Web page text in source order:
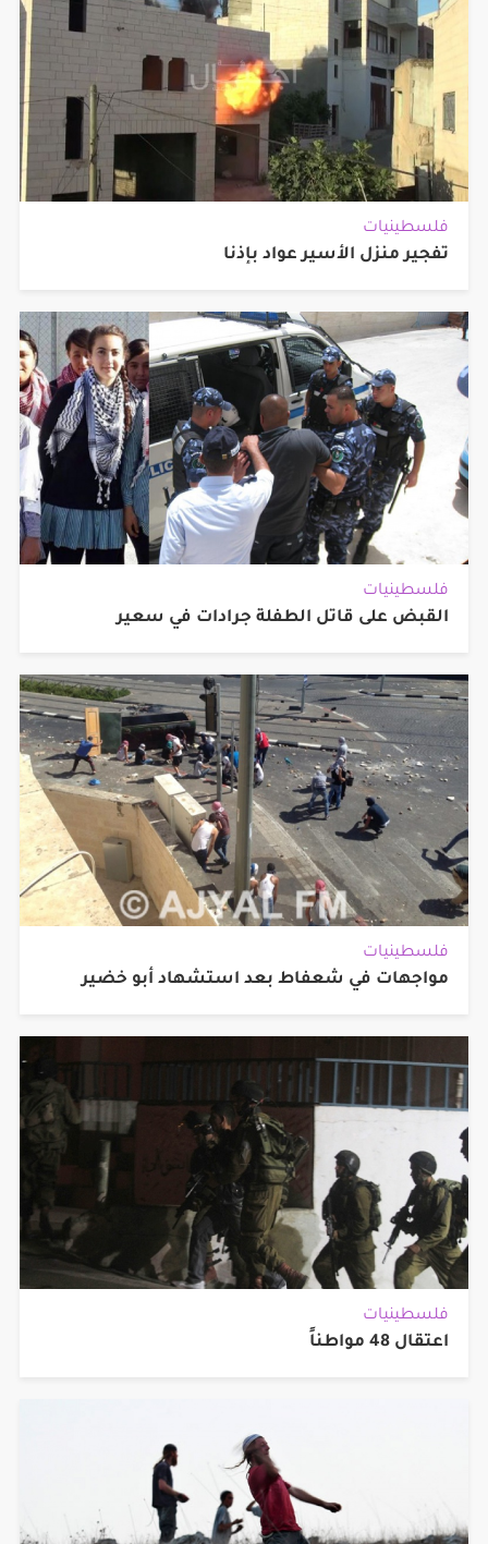
فلسطينيات
تفجير منزل الأسير عواد بإذنا
فلسطينيات
القبض على قاتل الطفلة جرادات في سعير
فلسطينيات
مواجهات في شعفاط بعد استشهاد أبو خضير
فلسطينيات
اعتقال 48 مواطناً